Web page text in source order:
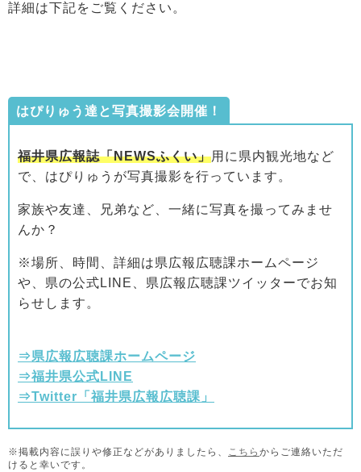
詳細は下記をご覧ください。
はぴりゅう達と写真撮影会開催！
福井県広報誌「NEWSふくい」用に県内観光地など
で、はぴりゅうが写真撮影を行っています。
家族や友達、兄弟など、一緒に写真を撮ってみませ
んか？
※場所、時間、詳細は県広報広聴課ホームページ
や、県の公式LINE、県広報広聴課ツイッターでお知
らせします。
⇒県広報広聴課ホームページ
⇒福井県公式LINE
⇒Twitter「福井県広報広聴課」
※掲載内容に誤りや修正などがありましたら、 こちら からご連絡いただ
けると幸いです。